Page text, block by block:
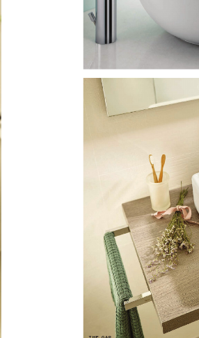
THE GAP